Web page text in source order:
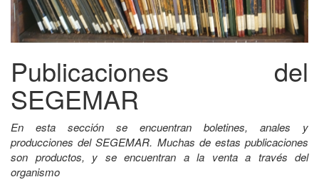
Publicaciones del
SEGEMAR
En esta sección se encuentran boletines, anales y
producciones del SEGEMAR. Muchas de estas publicaciones
son productos, y se encuentran a la venta a través del
organismo